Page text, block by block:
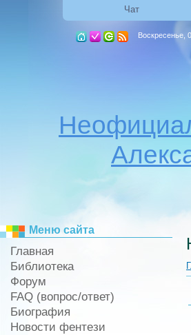
Чат
Воскресенье,
Меню сайта
Главная
Библиотека
Форум
FAQ (вопрос/ответ)
Биография
Новости фентези